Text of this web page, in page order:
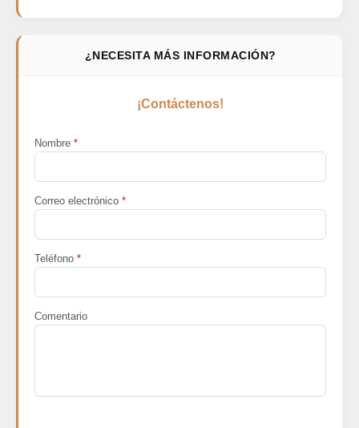
¿NECESITA MÁS INFORMACIÓN?
¡Contáctenos!
Nombre *
Correo electrónico *
Teléfono *
Comentario